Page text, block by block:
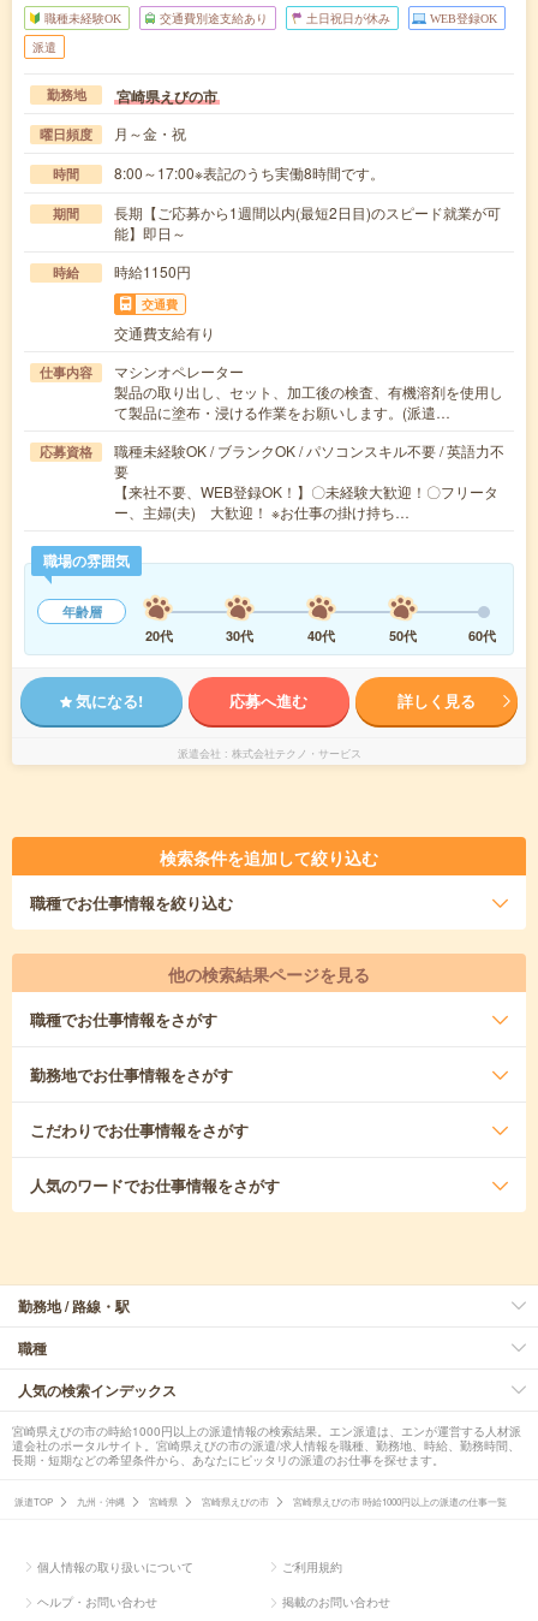
職種未経験OK 交通費別途支給あり 土日祝日が休み WEB登録OK
派遣
勤務地 宮崎県えびの市
曜日頻度 月～金・祝
時間 8:00～17:00※表記のうち実働8時間です。
期間
長期【ご応募から1週間以内(最短2日目)のスピード就業が可
能】即日～
時給 時給1150円
交通費
交通費支給有り
仕事内容
マシンオペレーター
製品の取り出し、セット、加工後の検査、有機溶剤を使用し
て製品に塗布・浸ける作業をお願いします。(派遣…
応募資格
職種未経験OK / ブランクOK / パソコンスキル不要 / 英語力不
要
【来社不要、WEB登録OK！】〇未経験大歓迎！〇フリータ
ー、主婦(夫) 大歓迎！ ※お仕事の掛け持ち…
職場の雰囲気
年齢層
20代
30代 40代 50代 60代
気になる! 応募へ進む 詳しく見る
派遣会社 株式会社テクノ・サービス
検索条件を追加して絞り込む
職種でお仕事情報を絞り込む
他の検索結果ページを見る
職種でお仕事情報をさがす
勤務地でお仕事情報をさがす
こだわりでお仕事情報をさがす
人気のワードでお仕事情報をさがす
勤務地 / 路線・駅
職種
人気の検索インデックス
宮崎県えびの市の時給1000円以上の派遣情報の検索結果。エン派遣は、エンが運営する人材派
遣会社のポータルサイト。宮崎県えびの市の派遣/求人情報を職種、勤務地、時給、勤務時間、
長期・短期などの希望条件から、あなたにピッタリの派遣のお仕事を探せます。
派遣TOP 九州・沖縄 宮崎県 宮崎県えびの市 宮崎県えびの市 時給1000円以上の派遣の仕事一覧
個人情報の取り扱いについて ご利用規約
ヘルプ・お問い合わせ 掲載のお問い合わせ